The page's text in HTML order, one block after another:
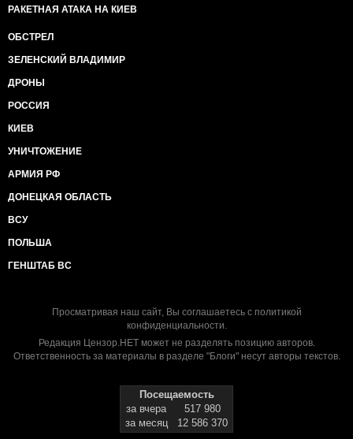
РАКЕТНАЯ АТАКА НА КИЕВ
ОБСТРЕЛ
ЗЕЛЕНСКИЙ ВЛАДИМИР
ДРОНЫ
РОССИЯ
КИЕВ
УНИЧТОЖЕНИЕ
АРМИЯ РФ
ДОНЕЦКАЯ ОБЛАСТЬ
ВСУ
ПОЛЬША
ГЕНШТАБ ВС
Просматривая наш сайт, Вы соглашаетесь с политикой
конфиденциальности.
Редакция Цензор.НЕТ может не разделять позицию авторов.
Ответственность за материалы в разделе "Блоги" несут авторы текстов.
Посещаемость
за вчера
517 980
за месяц
12 586 370